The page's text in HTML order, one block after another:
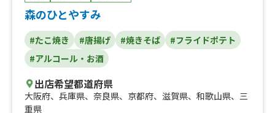
森のひとやすみ
#たこ焼き #唐揚げ #焼きそば
#フライドポテト
#アルコール・お酒
出店希望都道府県
大阪府、 兵庫県、 奈良県、 京都府、 滋賀県、 和歌山県、 三
重県